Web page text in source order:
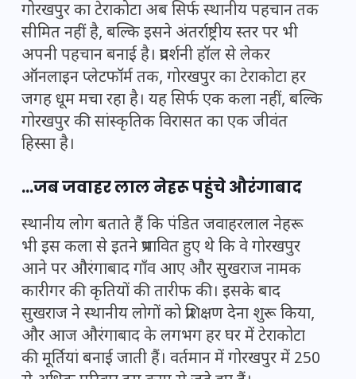
गोरखपुर का टेराकोटा अब सिर्फ स्थानीय पहचान तक
सीमित नहीं है, बल्कि इसने अंतर्राष्ट्रीय स्तर पर भी
अपनी पहचान बनाई है। प्रदर्शनी हॉल से लेकर
ऑनलाइन प्लेटफॉर्म तक, गोरखपुर का टेराकोटा हर
जगह धूम मचा रहा है। यह सिर्फ एक कला नहीं, बल्कि
गोरखपुर की सांस्कृतिक विरासत का एक जीवंत
हिस्सा है।
…जब जवाहर लाल नेहरू पहुंचे औरंगाबाद
स्थानीय लोग बताते हैं कि पंडित जवाहरलाल नेहरू
भी इस कला से इतने प्रभावित हुए थे कि वे गोरखपुर
आने पर औरंगाबाद गाँव आए और सुखराज नामक
कारीगर की कृतियों की तारीफ की। इसके बाद
सुखराज ने स्थानीय लोगों को प्रशिक्षण देना शुरू किया,
और आज औरंगाबाद के लगभग हर घर में टेराकोटा
की मूर्तियां बनाई जाती हैं। वर्तमान में गोरखपुर में 250